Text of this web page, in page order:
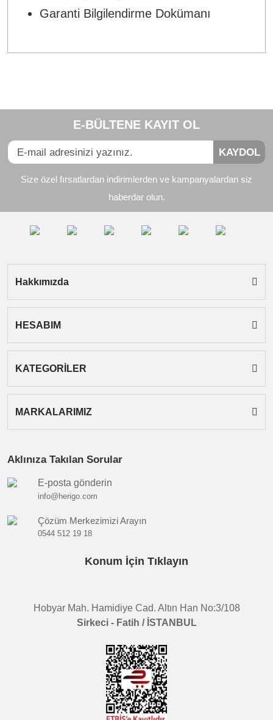
Garanti Bilgilendirme Dokümanı
Yorum Yaz
Görüş ve önerileriniz için teşekkür ederiz.
Ürün bilgilerinde hatalar bulunuyor.
Ürün fiyatı diğer sitelerden daha pahalı.
Gönder
E-BÜLTENE KAYIT OL
KAYDOL
Size özel fırsatlardan indirimlerden ve kampanyalardan siz
haberdar olun.
Hakkımızda
HESABIM
KATEGORİLER
MARKALARIMIZ
Aklınıza Takılan Sorular
E-posta gönderin
info@herigo.com
Çözüm Merkezimizi Arayın
0544 512 19 18
Konum İçin Tıklayın
Hobyar Mah. Hamidiye Cad. Altın Han No:3/108
Sirkeci - Fatih / İSTANBUL